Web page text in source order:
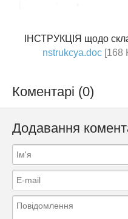
ІНСТРУКЦІЯ щодо
nstrukcya.doc [168
Коментарі (0)
Додавання